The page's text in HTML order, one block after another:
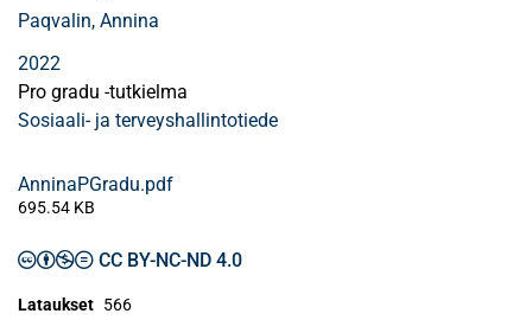
Paqvalin, Annina
2022
Pro gradu -tutkielma
Sosiaali- ja terveyshallintotiede
AnninaPGradu.pdf
695.54 KB
CC BY-NC-ND 4.0
Lataukset 566